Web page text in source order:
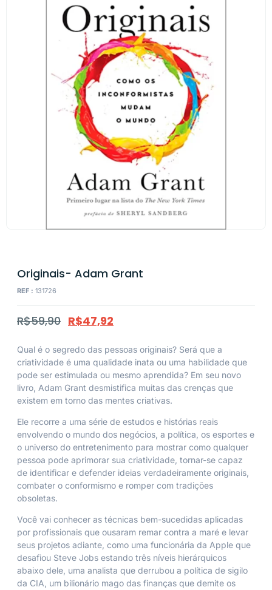
Originais- Adam Grant
REF : 131726
R$59,90 R$47,92
Qual é o segredo das pessoas originais? Será que a
criatividade é uma qualidade inata ou uma habilidade que
pode ser estimulada ou mesmo aprendida? Em seu novo
livro, Adam Grant desmistifica muitas das crenças que
existem em torno das mentes criativas.
Ele recorre a uma série de estudos e histórias reais
envolvendo o mundo dos negócios, a política, os esportes e
o universo do entretenimento para mostrar como qualquer
pessoa pode aprimorar sua criatividade, tornar-se capaz
de identificar e defender ideias verdadeiramente originais,
combater o conformismo e romper com tradições
obsoletas.
Você vai conhecer as técnicas bem-sucedidas aplicadas
por profissionais que ousaram remar contra a maré e levar
seus projetos adiante, como uma funcionária da Apple que
desafiou Steve Jobs estando três níveis hierárquicos
abaixo dele, uma analista que derrubou a política de sigilo
da CIA, um bilionário mago das finanças que demite os